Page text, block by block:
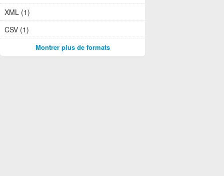
XML (1)
CSV (1)
Montrer plus de formats